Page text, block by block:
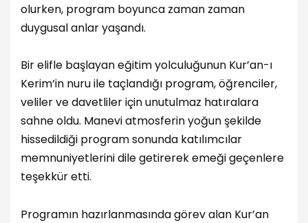
olurken, program boyunca zaman zaman
duygusal anlar yaşandı.
Bir elifle başlayan eğitim yolculuğunun Kur’an-ı
Kerim’in nuru ile taçlandığı program, öğrenciler,
veliler ve davetliler için unutulmaz hatıralara
sahne oldu. Manevi atmosferin yoğun şekilde
hissedildiği program sonunda katılımcılar
memnuniyetlerini dile getirerek emeği geçenlere
teşekkür etti.
Programın hazırlanmasında görev alan Kur’an